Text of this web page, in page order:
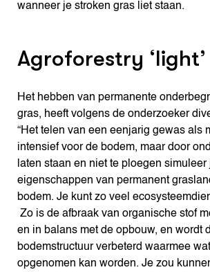
wanneer je stroken gras liet staan.
Agroforestry ‘light’
Het hebben van permanente
gras, heeft volgens de onderzoeker
“Het telen van een eenjarig gewas als
intensief voor de bodem, maar door
laten staan en niet te ploegen
eigenschappen van permanent
bodem. Je kunt zo veel
Zo is de afbraak van organische stof
en in balans met de opbouw, en wordt
bodemstructuur verbeterd waarmee
opgenomen kan worden. Je zou